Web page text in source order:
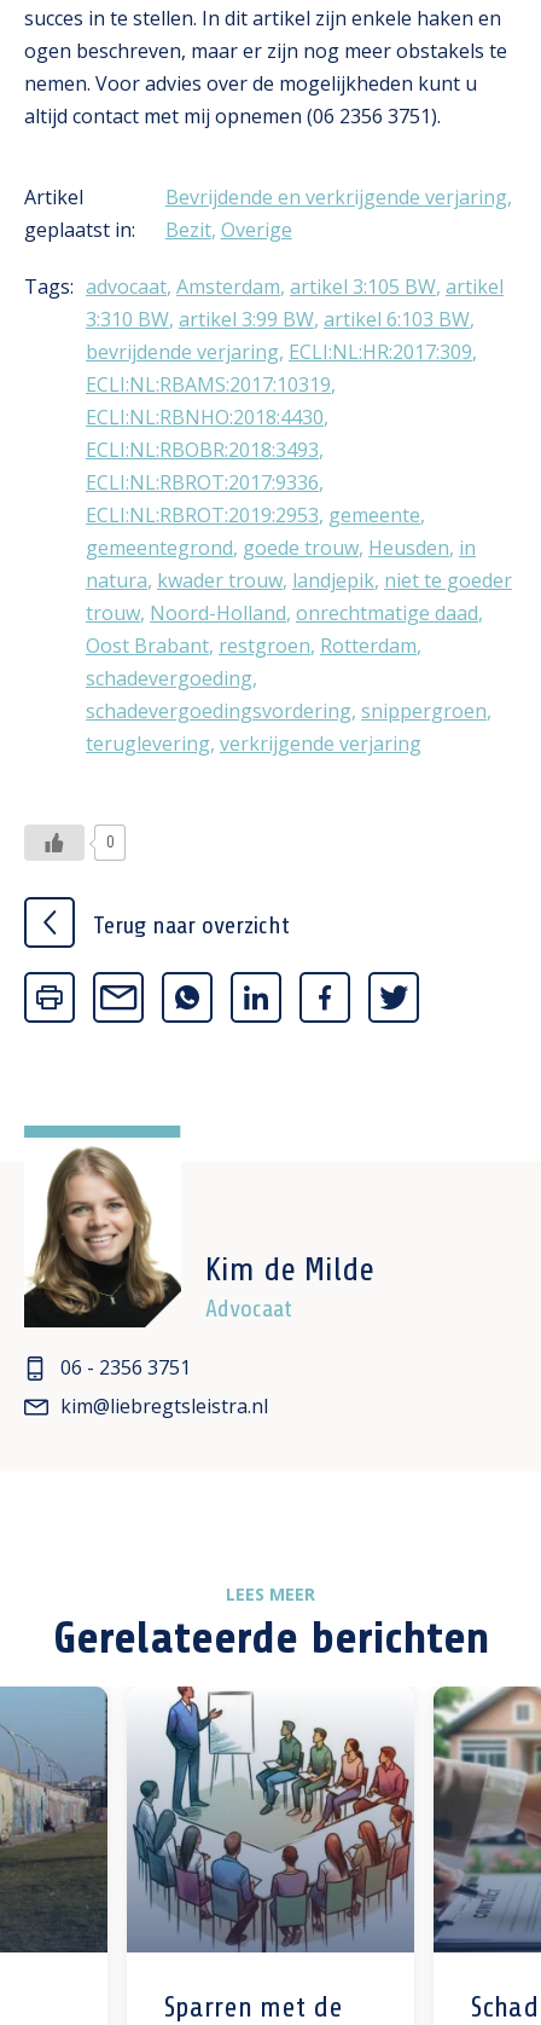
succes in te stellen. In dit artikel zijn enkele haken en
ogen beschreven, maar er zijn nog meer obstakels te
nemen. Voor advies over de mogelijkheden kunt u
altijd contact met mij opnemen (06 2356 3751).
Artikel
geplaatst in:
Bevrijdende en verkrijgende verjaring,
Bezit, Overige
Tags: advocaat, Amsterdam, artikel 3:105 BW, artikel
3:310 BW, artikel 3:99 BW, artikel 6:103 BW,
bevrijdende verjaring, ECLI:NL:HR:2017:309,
ECLI:NL:RBAMS:2017:10319,
ECLI:NL:RBNHO:2018:4430,
ECLI:NL:RBOBR:2018:3493,
ECLI:NL:RBROT:2017:9336,
ECLI:NL:RBROT:2019:2953, gemeente,
gemeentegrond, goede trouw, Heusden, in
natura, kwader trouw, landjepik, niet te goeder
trouw, Noord-Holland, onrechtmatige daad,
Oost Brabant, restgroen, Rotterdam,
schadevergoeding,
schadevergoedingsvordering, snippergroen,
teruglevering, verkrijgende verjaring
Terug naar overzicht
0
Kim de Milde
Advocaat
06 - 2356 3751
kim@liebregtsleistra.nl
LEES MEER
Gerelateerde berichten
Sparren met de